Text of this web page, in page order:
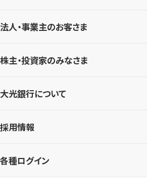
法人・事業主のお客さま
株主・投資家のみなさま
大光銀行について
採用情報
各種ログイン